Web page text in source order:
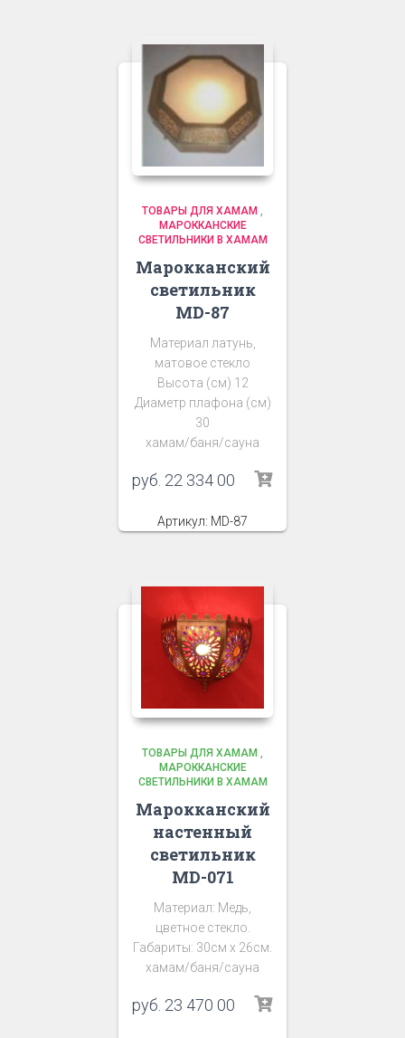
ТОВАРЫ ДЛЯ ХАМАМ ,
МАРОККАНСКИЕ
СВЕТИЛЬНИКИ В ХАМАМ
Марокканский
светильник
MD-87
Материал латунь,
матовое стекло
Высота (см) 12
Диаметр плафона (см)
30
хамам/баня/сауна
руб. 22 334 00
Артикул: MD-87
ТОВАРЫ ДЛЯ ХАМАМ ,
МАРОККАНСКИЕ
СВЕТИЛЬНИКИ В ХАМАМ
Марокканский
настенный
светильник
MD-071
Материал: Медь,
цветное стекло.
Габариты: 30см х 26см.
хамам/баня/сауна
руб. 23 470 00